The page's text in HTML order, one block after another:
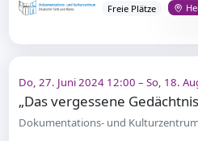
Freie Plätze
Do, 27. Juni 2024 12:00 – So, 18.
Dokumentations- und